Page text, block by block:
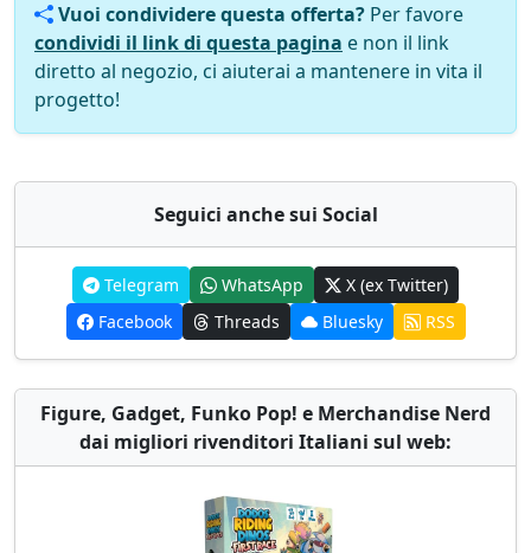
Vuoi condividere questa offerta? Per favore
condividi il link di questa pagina e non il link
diretto al negozio, ci aiuterai a mantenere in vita il
progetto!
Seguici anche sui Social
Telegram WhatsApp
X (ex Twitter)
Facebook
Threads Bluesky RSS
Figure, Gadget, Funko Pop! e Merchandise Nerd
dai migliori rivenditori Italiani sul web: